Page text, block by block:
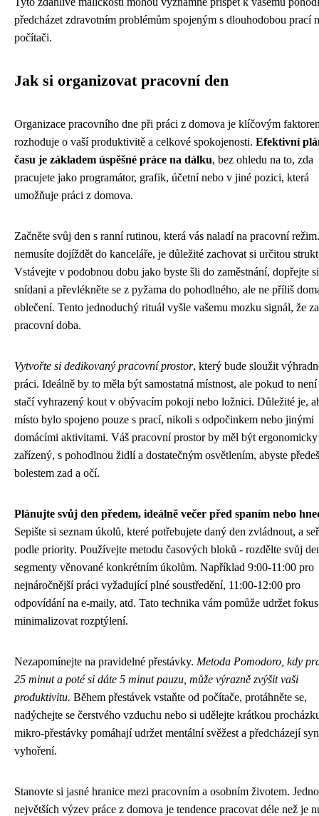
předcházet zdravotním problémům spojeným s dlouhodobou prací
počítači.
Jak si organizovat pracovní den
Organizace pracovního dne při práci z domova je klíčovým
rozhoduje o vaší produktivitě a celkové spokojenosti. Efektivní
času je základem úspěšné práce na dálku, bez ohledu na to, zda
pracujete jako programátor, grafik, účetní nebo v jiné pozici, která
umožňuje práci z domova.
Začněte svůj den s ranní rutinou, která vás naladí na pracovní
nemusíte dojíždět do kanceláře, je důležité zachovat si určitou
Vstávejte v podobnou dobu jako byste šli do zaměstnání, dopřejte si
snídani a převlékněte se z pyžama do pohodlného, ale ne příliš
oblečení. Tento jednoduchý rituál vyšle vašemu mozku signál, že
pracovní doba.
Vytvořte si dedikovaný pracovní prostor, který bude sloužit
práci. Ideálně by to měla být samostatná místnost, ale pokud to
stačí vyhrazený kout v obývacím pokoji nebo ložnici. Důležité je,
místo bylo spojeno pouze s prací, nikoli s odpočinkem nebo jinými
domácími aktivitami. Váš pracovní prostor by měl být ergonomicky
zařízený, s pohodlnou židlí a dostatečným osvětlením, abyste
bolestem zad a očí.
Plánujte svůj den předem, ideálně večer před spaním nebo
Sepište si seznam úkolů, které potřebujete daný den zvládnout, a
podle priority. Používejte metodu časových bloků - rozdělte svůj
segmenty věnované konkrétním úkolům. Například 9:00-11:00 pro
nejnáročnější práci vyžadující plné soustředění, 11:00-12:00 pro
odpovídání na e-maily, atd. Tato technika vám pomůže udržet
minimalizovat rozptýlení.
Nezapomínejte na pravidelné přestávky. Metoda Pomodoro, kdy
25 minut a poté si dáte 5 minut pauzu, může výrazně zvýšit vaši
produktivitu. Během přestávek vstaňte od počítače, protáhněte se,
nadýchejte se čerstvého vzduchu nebo si udělejte krátkou
mikro-přestávky pomáhají udržet mentální svěžest a předcházejí
vyhoření.
Stanovte si jasné hranice mezi pracovním a osobním životem.
největších výzev práce z domova je tendence pracovat déle než je